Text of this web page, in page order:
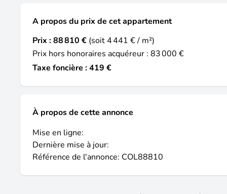
A propos du prix de cet appartement
Prix :88 810 € (soit 4 441 € / m²)
Prix hors honoraires acquéreur : 83 000 €
Taxe foncière : 419 €
À propos de cette annonce
Mise en ligne:
Dernière mise à jour:
Référence de l'annonce: COL88810